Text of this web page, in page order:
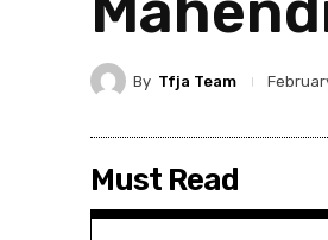
By Tfja Team
Must Read